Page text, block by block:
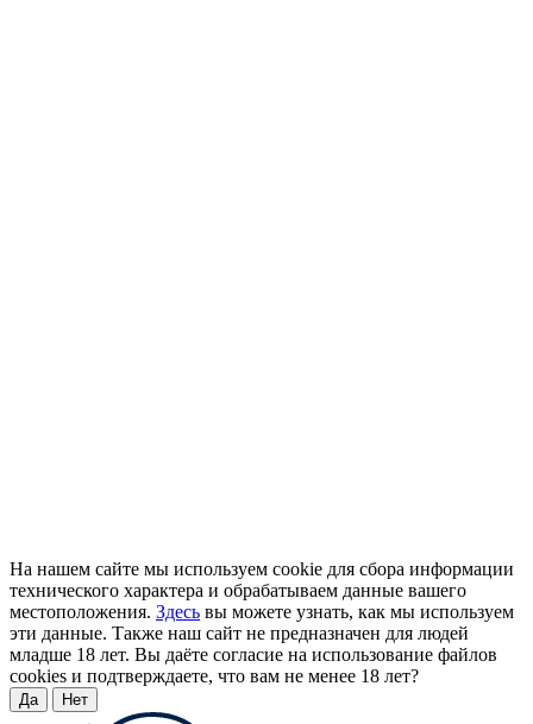
На нашем сайте мы используем cookie для сбора информации
технического характера и обрабатываем данные вашего
местоположения. Здесь вы можете узнать, как мы используем
эти данные. Также наш сайт не предназначен для людей
младше 18 лет. Вы даёте согласие на использование файлов
cookies и подтверждаете, что вам не менее 18 лет?
Да Нет